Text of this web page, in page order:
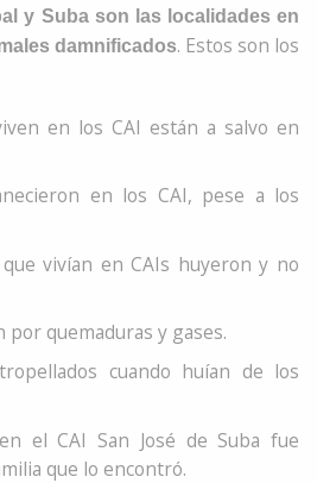
y Suba son las localidades en
damnificados. Estos son los
en los CAI están a salvo en
en los CAI, pese a los
vivían en CAIs huyeron y no
quemaduras y gases.
cuando huían de los
el CAI San José de Suba fue
que lo encontró.